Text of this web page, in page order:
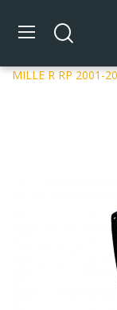
Strona główna
MILLE R RP 2001-